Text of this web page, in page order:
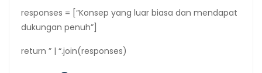
responses = [“Konsep yang luar biasa dan mendapat
dukungan penuh”]
return ” | “.join(responses)